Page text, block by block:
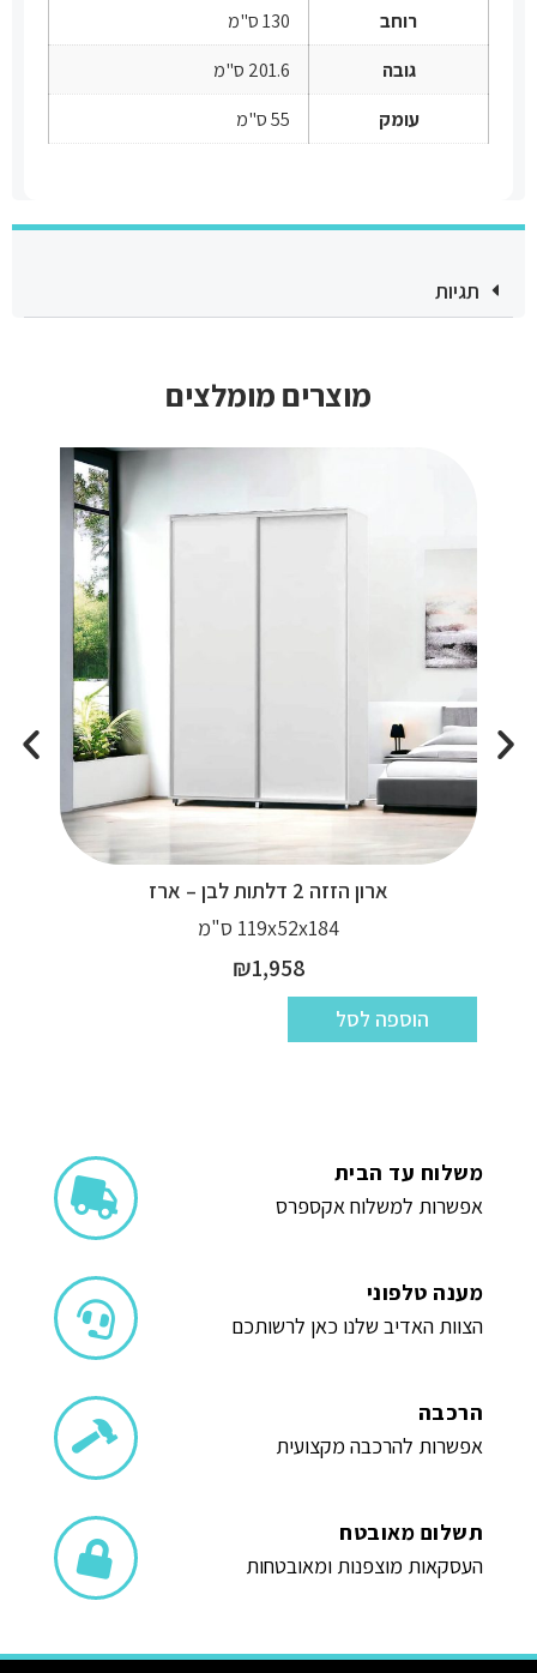
רוחב
130 ס"מ
גובה
201.6 ס"מ
עומק
55 ס"מ
תגיות
מוצרים מומלצים
ארון הזזה 2 דלתות לבן – ארז
119x52x184 ס"מ
₪1,958
הוספה לסל
משלוח עד הבית
אפשרות למשלוח אקספרס
מענה טלפוני
הצוות האדיב שלנו כאן לרשותכם
הרכבה
אפשרות להרכבה מקצועית
תשלום מאובטח
העסקאות מוצפנות ומאובטחות